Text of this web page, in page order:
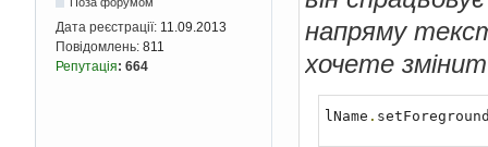
Дата реєстрації: 11.09.2013
Повідомлень: 811
Репутація: 664
напряму
хочете
lName .